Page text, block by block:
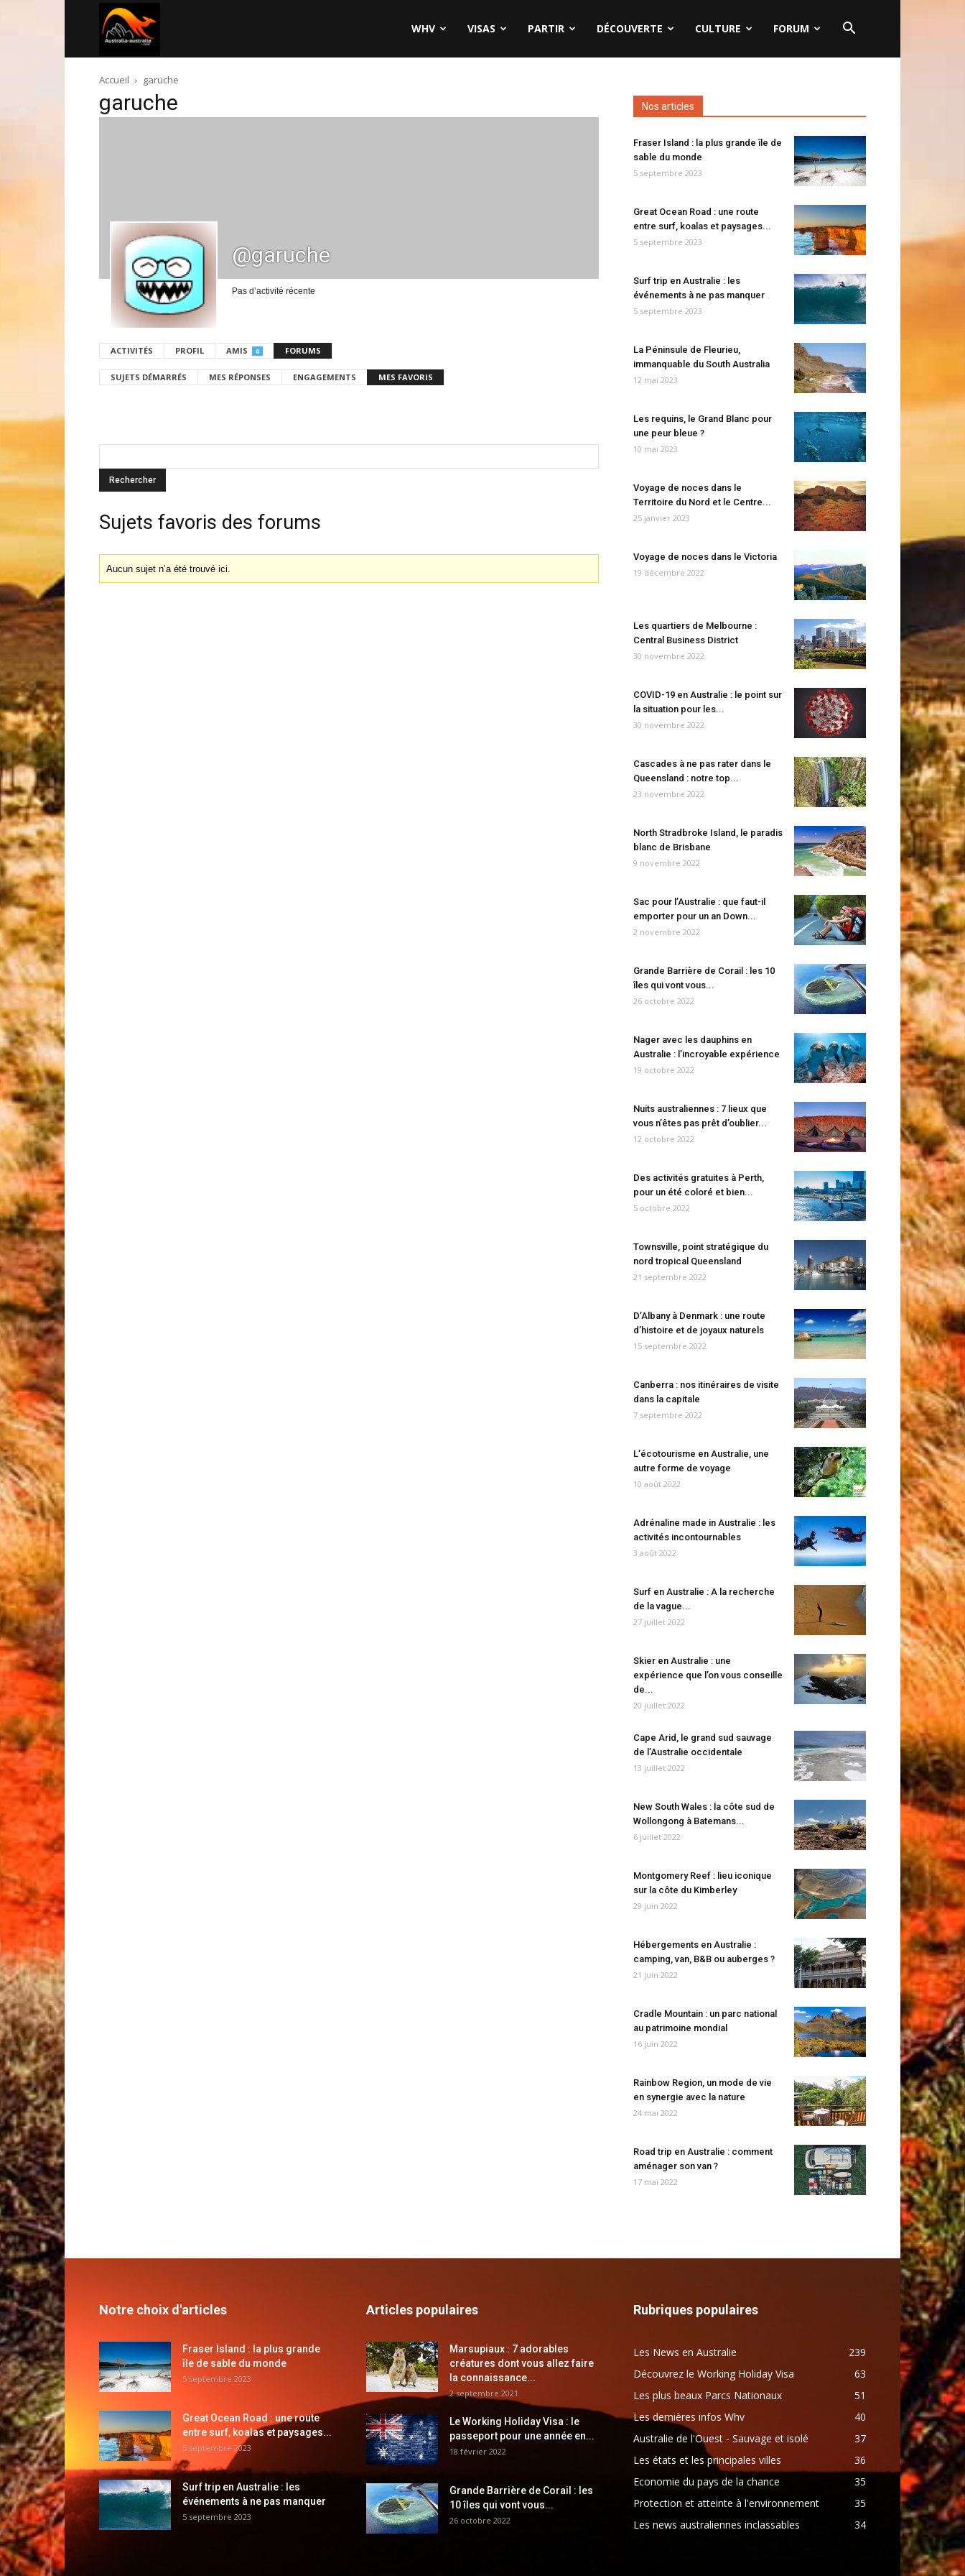
australie.com
WHV VISAS PARTIR DÉCOUVERTE CULTURE FORUM
Accueil garuche
garuche
@garuche
Pas d’activité récente
ACTIVITÉS PROFIL AMIS 0 FORUMS
SUJETS DÉMARRÉS MES RÉPONSES ENGAGEMENTS MES FAVORIS
Sujets favoris des forums
Aucun sujet n’a été trouvé ici.
Nos articles
Fraser Island : la plus grande île de
sable du monde
5 septembre 2023
Great Ocean Road : une route
entre surf, koalas et paysages...
5 septembre 2023
Surf trip en Australie : les
événements à ne pas manquer
5 septembre 2023
La Péninsule de Fleurieu,
immanquable du South Australia
12 mai 2023
Les requins, le Grand Blanc pour
une peur bleue ?
10 mai 2023
Voyage de noces dans le
Territoire du Nord et le Centre...
25 janvier 2023
Voyage de noces dans le Victoria
19 décembre 2022
Les quartiers de Melbourne :
Central Business District
30 novembre 2022
COVID-19 en Australie : le point sur
la situation pour les...
30 novembre 2022
Cascades à ne pas rater dans le
Queensland : notre top...
23 novembre 2022
North Stradbroke Island, le paradis
blanc de Brisbane
9 novembre 2022
Sac pour l’Australie : que faut-il
emporter pour un an Down...
2 novembre 2022
Grande Barrière de Corail : les 10
îles qui vont vous...
26 octobre 2022
Nager avec les dauphins en
Australie : l’incroyable expérience
19 octobre 2022
Nuits australiennes : 7 lieux que
vous n’êtes pas prêt d’oublier...
12 octobre 2022
Des activités gratuites à Perth,
pour un été coloré et bien...
5 octobre 2022
Townsville, point stratégique du
nord tropical Queensland
21 septembre 2022
D’Albany à Denmark : une route
d’histoire et de joyaux naturels
15 septembre 2022
Canberra : nos itinéraires de visite
dans la capitale
7 septembre 2022
L’écotourisme en Australie, une
autre forme de voyage
10 août 2022
Adrénaline made in Australie : les
activités incontournables
3 août 2022
Surf en Australie : A la recherche
de la vague...
27 juillet 2022
Skier en Australie : une
expérience que l’on vous conseille
de...
20 juillet 2022
Cape Arid, le grand sud sauvage
de l’Australie occidentale
13 juillet 2022
New South Wales : la côte sud de
Wollongong à Batemans...
6 juillet 2022
Montgomery Reef : lieu iconique
sur la côte du Kimberley
29 juin 2022
Hébergements en Australie :
camping, van, B&B ou auberges ?
21 juin 2022
Cradle Mountain : un parc national
au patrimoine mondial
16 juin 2022
Rainbow Region, un mode de vie
en synergie avec la nature
24 mai 2022
Road trip en Australie : comment
aménager son van ?
17 mai 2022
Notre choix d'articles
Fraser Island : la plus grande
île de sable du monde
5 septembre 2023
Great Ocean Road : une route
entre surf, koalas et paysages...
5 septembre 2023
Surf trip en Australie : les
événements à ne pas manquer
5 septembre 2023
Articles populaires
Marsupiaux : 7 adorables
créatures dont vous allez faire
la connaissance...
2 septembre 2021
Le Working Holiday Visa : le
passeport pour une année en...
18 février 2022
Grande Barrière de Corail : les
10 îles qui vont vous...
26 octobre 2022
Rubriques populaires
Les News en Australie
239
Découvrez le Working Holiday Visa
63
Les plus beaux Parcs Nationaux
51
Les dernières infos Whv
40
Australie de l'Ouest - Sauvage et isolé
37
Les états et les principales villes
36
Economie du pays de la chance
35
Protection et atteinte à l'environnement
35
Les news australiennes inclassables
34